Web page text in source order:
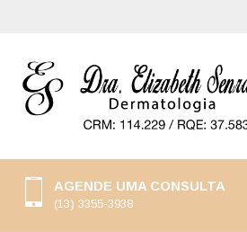
AGENDE UMA CONSULTA
(13) 3355-3938